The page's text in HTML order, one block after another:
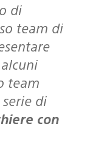
team di
team
di
con